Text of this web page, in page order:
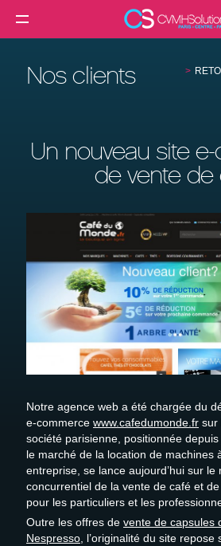
MENU
Créer un site internet
Création de site e-commerce
Création de site vitrine
Clients
Nos clients
Un nouveau site
de vente de
Notre agence web a été chargée du
e-commerce www.cafedumonde.fr sur
société parisienne, positionnée
le marché de la location de machines
entreprise, se lance aujourd’hui sur le
concurrentiel de la vente de café et
pour les particuliers et les
Outre les offres de vente de capsules
Nespresso, l’originalité du site